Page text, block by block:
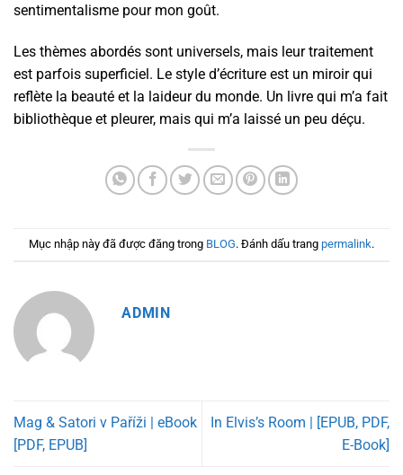
sentimentalisme pour mon goût.
Les thèmes abordés sont universels, mais leur traitement
est parfois superficiel. Le style d’écriture est un miroir qui
reflète la beauté et la laideur du monde. Un livre qui m’a fait
bibliothèque et pleurer, mais qui m’a laissé un peu déçu.
Mục nhập này đã được đăng trong BLOG. Đánh dấu trang permalink.
ADMIN
Mag & Satori v Paříži | eBook
[PDF, EPUB]
In Elvis’s Room | [EPUB, PDF,
E-Book]